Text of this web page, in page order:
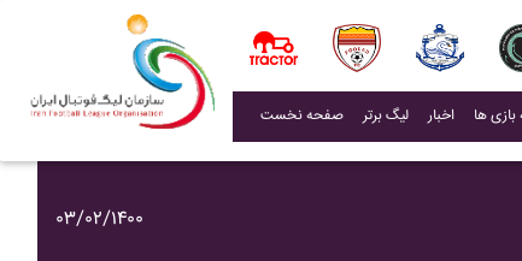
صفحه نخست لیگ برتر اخبار(current)
۰۳/۰۲/۱۴۰۰